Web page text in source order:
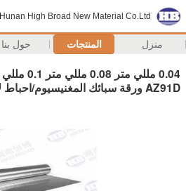
Hunan High Broad New Material Co.Ltd.
منزل المنتجات حول بنا
AZ91D ورقة سبائك المغنيسيوم/احباط لأغشية مكبر الصوت